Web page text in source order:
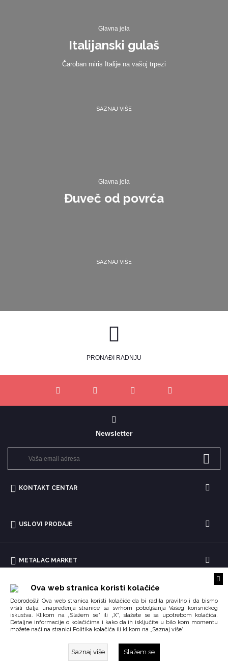
Ova web stranica koristi kolačiće
Dobrodošli! Ova web stranica koristi kolačiće da bi radila pravilno i da bismo
vršili dalja unapređenja stranice sa svrhom poboljšanja Vašeg korisničkog
iskustva. Klikom na „Slažem se“ ili „X“, slažete se sa upotrebom kolačića.
Detaljne informacije o kolačićima i kako da ih isključite u bilo kom momentu
možete naći na stranici Politika kolačića ili klikom na „Saznaj više“.
Saznaj više Slažem se
Glavna jela
Italijanski gulaš
Čaroban miris Italije na vašoj trpezi
SAZNAJ VIŠE
Glavna jela
Đuveč od povrća
SAZNAJ VIŠE
PRONAĐI RADNJU
Newsletter
KONTAKT CENTAR
USLOVI PRODAJE
METALAC MARKET
Copyright © 2026 Impoqo.